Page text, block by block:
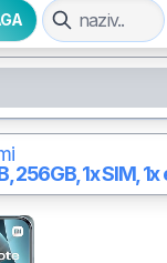
256GB, 1x SIM, 1x